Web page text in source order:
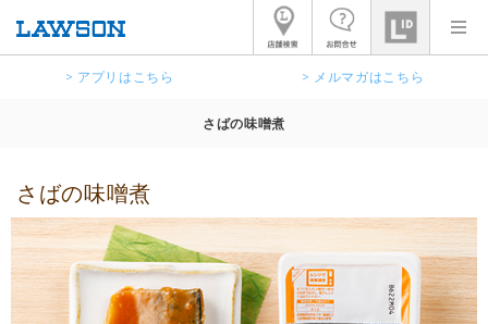
> アプリはこちら > メルマガはこちら
さばの味噌煮
さばの味噌煮